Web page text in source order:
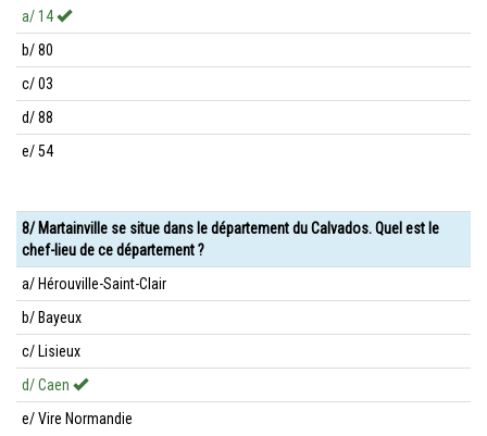
a/ 14
b/ 80
c/ 03
d/ 88
e/ 54
8/ Martainville se situe dans le département du Calvados. Quel est le
chef-lieu de ce département ?
a/ Hérouville-Saint-Clair
b/ Bayeux
c/ Lisieux
d/ Caen
e/ Vire Normandie